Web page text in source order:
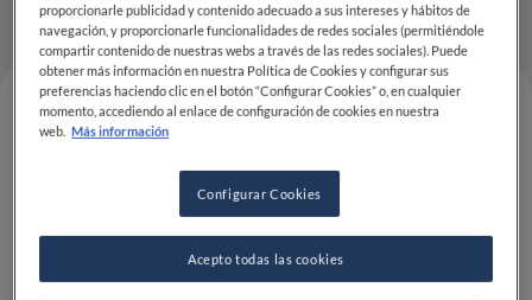
proporcionarle publicidad y contenido adecuado a sus intereses y hábitos de
navegación, y proporcionarle funcionalidades de redes sociales (permitiéndole
compartir contenido de nuestras webs a través de las redes sociales). Puede
obtener más información en nuestra Política de Cookies y configurar sus
preferencias haciendo clic en el botón “Configurar Cookies” o, en cualquier
momento, accediendo al enlace de configuración de cookies en nuestra
web. Más información
Configurar Cookies
Acepto todas las cookies